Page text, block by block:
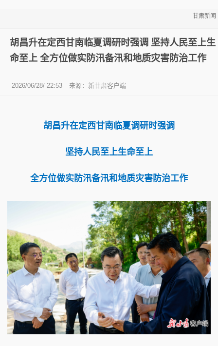
甘肃新闻
胡昌升在定西甘南临夏调研时强调 坚持人民至上生
命至上 全方位做实防汛备汛和地质灾害防治工作
2026/06/28/ 22:53 来源：新甘肃客户端
胡昌升在定西甘南临夏调研时强调
坚持人民至上生命至上
全方位做实防汛备汛和地质灾害防治工作